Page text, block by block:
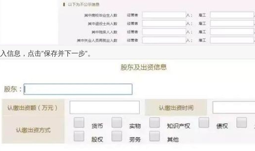
息，点击“保存并下一步“。